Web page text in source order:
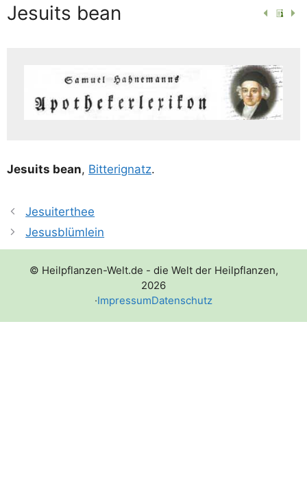
Jesuits bean
Jesuits bean, Bit­te­ri­gnatz.
Jesuiterthee
Jesusblümlein
© Heilpflanzen-Welt.de - die Welt der Heilpflanzen,
2026
·ImpressumDatenschutz